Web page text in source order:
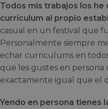
Todos mis trabajos los
curriculum al propio
casual en un festival que
Personalmente siempre
echar curriculums en todos
que les gustes en persona
exactamente igual que el
Yendo en persona tienes